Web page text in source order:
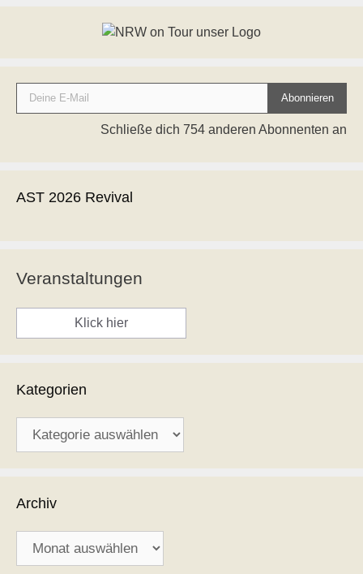
Deine E-Mail
Abonnieren
Schließe dich 754 anderen Abonnenten an
AST 2026 Revival
Veranstaltungen
Klick hier
Kategorien
Archiv